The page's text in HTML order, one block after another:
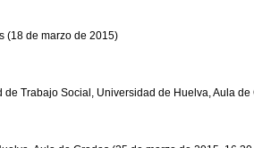
(18 de marzo de 2015)
Trabajo Social, Universidad de Huelva, Aula